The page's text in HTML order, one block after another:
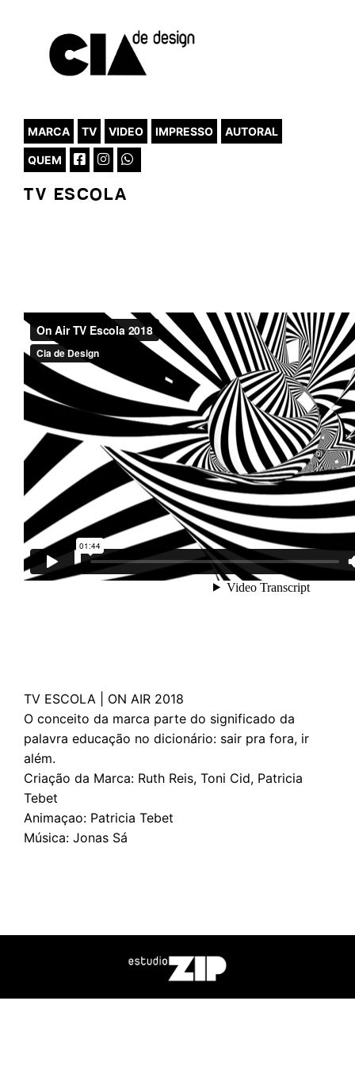
MARCA TV VIDEO IMPRESSO AUTORAL
QUEM
TV ESCOLA
TV ESCOLA | ON AIR 2018
O conceito da marca parte do significado da
palavra educação no dicionário: sair pra fora, ir
além.
Criação da Marca: Ruth Reis, Toni Cid, Patricia
Tebet
Animaçao: Patricia Tebet
Música: Jonas Sá